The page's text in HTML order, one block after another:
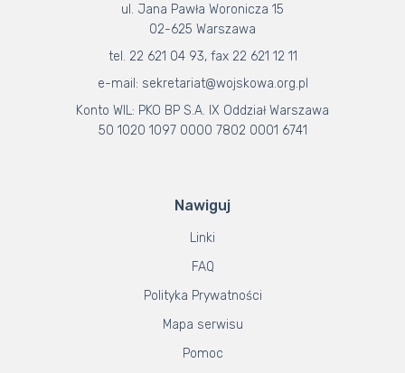
ul. Jana Pawła Woronicza 15
02-625 Warszawa
tel. 22 621 04 93, fax 22 621 12 11
e-mail: sekretariat@wojskowa.org.pl
Konto WIL: PKO BP S.A. IX Oddział Warszawa
50 1020 1097 0000 7802 0001 6741
Nawiguj
Linki
FAQ
Polityka Prywatności
Mapa serwisu
Pomoc